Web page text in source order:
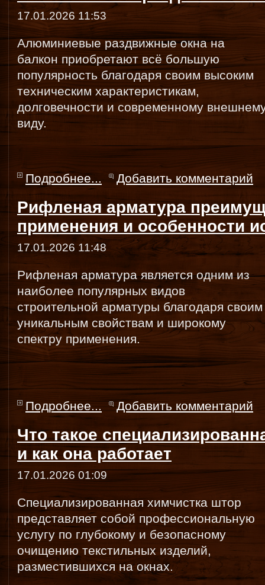
17.01.2026 11:53
Алюминиевые раздвижные окна на
балкон приобретают всё большую
популярность благодаря своим высоким
техническим характеристикам,
долговечности и современному
виду.
Подробнее... Добавить комментарий
Рифленая арматура
применения и особенности
17.01.2026 11:48
Рифленая арматура является одним из
наиболее популярных видов
строительной арматуры благодаря своим
уникальным свойствам и широкому
спектру применения.
Подробнее... Добавить комментарий
Что такое
и как она работает
17.01.2026 01:09
Специализированная химчистка штор
представляет собой профессиональную
услугу по глубокому и безопасному
очищению текстильных изделий,
разместившихся на окнах.